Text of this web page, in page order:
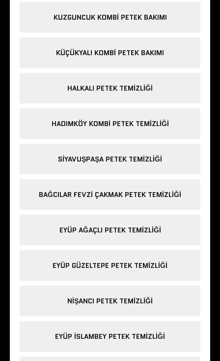
KUZGUNCUK KOMBI PETEK BAKIMI
KÜÇÜKYALI KOMBI PETEK BAKIMI
HALKALI PETEK TEMIZLIĞI
HADIMKÖY KOMBI PETEK TEMIZLIĞI
SIYAVUŞPAŞA PETEK TEMIZLIĞI
BAĞCILAR FEVZI ÇAKMAK PETEK TEMIZLIĞI
EYÜP AĞAÇLI PETEK TEMIZLIĞI
EYÜP GÜZELTEPE PETEK TEMIZLIĞI
NIŞANCI PETEK TEMIZLIĞI
EYÜP ISLAMBEY PETEK TEMIZLIĞI